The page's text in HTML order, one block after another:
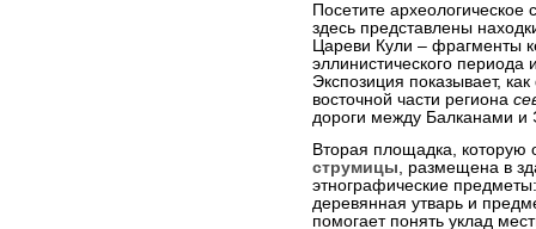
Посетите археологическое
здесь представлены
Цареви Кули – фрагменты
эллинистического
Экспозиция показывает,
восточной части региона
дороги между Балканами и
Вторая площадка,
струмицы, размещена в
этнографические
деревянная утварь и
помогает понять уклад